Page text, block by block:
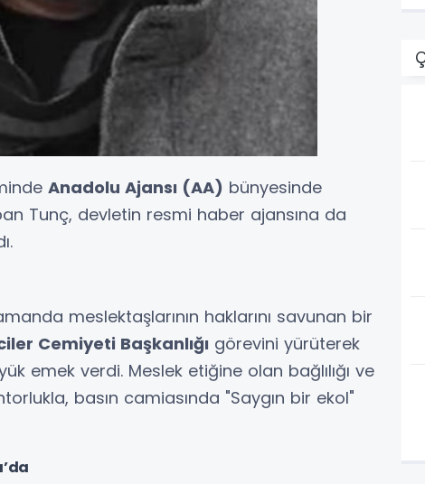
Anadolu Ajansı (AA) bünyesinde
Tunç, devletin resmi haber ajansına da
meslektaşlarının haklarını savunan bir
Cemiyeti Başkanlığı görevini yürüterek
emek verdi. Meslek etiğine olan bağlılığı ve
basın camiasında "Saygın bir ekol"